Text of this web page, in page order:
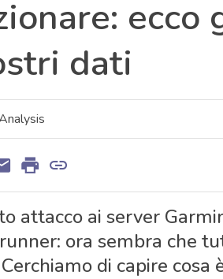
dati
attacco ai server
ora sembra che
di capire